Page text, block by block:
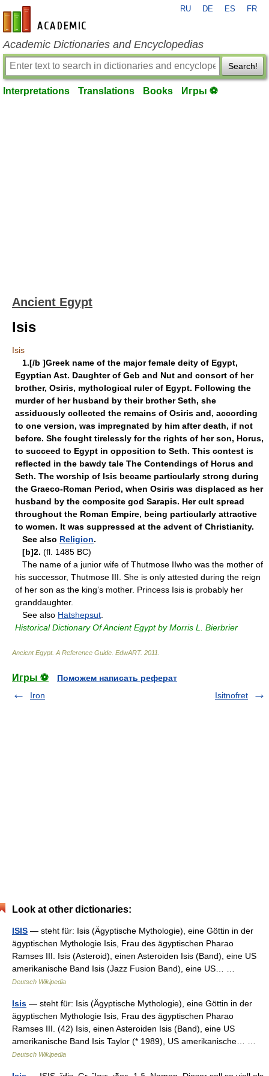
en-academic.com
RU DE ES FR
Academic Dictionaries and Encyclopedias
Search!
Interpretations Translations Books Игры ⚽
Ancient Egypt
Isis
Isis
1.[/b ]Greek name of the major female deity of Egypt,
Egyptian Ast. Daughter of Geb and Nut and consort of her
brother, Osiris, mythological ruler of Egypt. Following the
murder of her husband by their brother Seth, she
assiduously collected the remains of Osiris and, according
to one version, was impregnated by him after death, if not
before. She fought tirelessly for the rights of her son, Horus,
to succeed to Egypt in opposition to Seth. This contest is
reflected in the bawdy tale The Contendings of Horus and
Seth. The worship of Isis became particularly strong during
the Graeco-Roman Period, when Osiris was displaced as her
husband by the composite god Sarapis. Her cult spread
throughout the Roman Empire, being particularly attractive
to women. It was suppressed at the advent of Christianity.
See also Religion.
[b]2. (fl. 1485 BC)
The name of a junior wife of Thutmose IIwho was the mother of
his successor, Thutmose III. She is only attested during the reign
of her son as the king’s mother. Princess Isis is probably her
granddaughter.
See also Hatshepsut
Historical Dictionary Of Ancient Egypt by Morris L. Bierbrier
Ancient Egypt. A Reference Guide EdwART. 2011
Игры ⚽
Поможем написать реферат
Iron
Isitnofret
Look at other dictionaries:
ISIS — steht für: Isis (Ägyptische Mythologie), eine Göttin in der
ägyptischen Mythologie Isis, Frau des ägyptischen Pharao
Ramses III. Isis (Asteroid), einen Asteroiden Isis (Band), eine US
amerikanische Band Isis (Jazz Fusion Band), eine US… …
Deutsch Wikipedia
Isis — steht für: Isis (Ägyptische Mythologie), eine Göttin in der
ägyptischen Mythologie Isis, Frau des ägyptischen Pharao
Ramses III. (42) Isis, einen Asteroiden Isis (Band), eine US
amerikanische Band Isis Taylor (* 1989), US amerikanische… …
Deutsch Wikipedia